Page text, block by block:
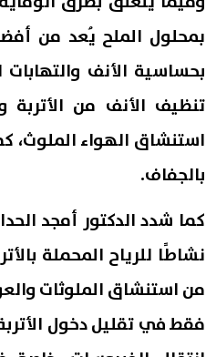
بمحلول الملح يُعد من
بحساسية الأنف
تنظيف الأنف من الأتربة
استنشاق الهواء الملوث،
بالجفاف.
كما شدد الدكتور أمجد
نشاطًا للرياح المحملة
من استنشاق الملوثات
فقط في تقليل دخول